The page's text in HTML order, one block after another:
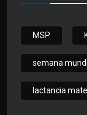
MSP
semana
lactancia